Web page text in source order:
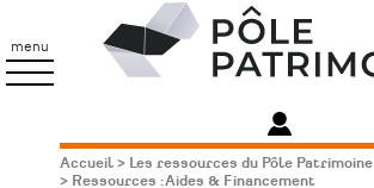
contenu
principal
menu
Patrimoine
Fil
Accueil
Les ressources du Pôle Patrimoine
Ressources : Aides & Financement